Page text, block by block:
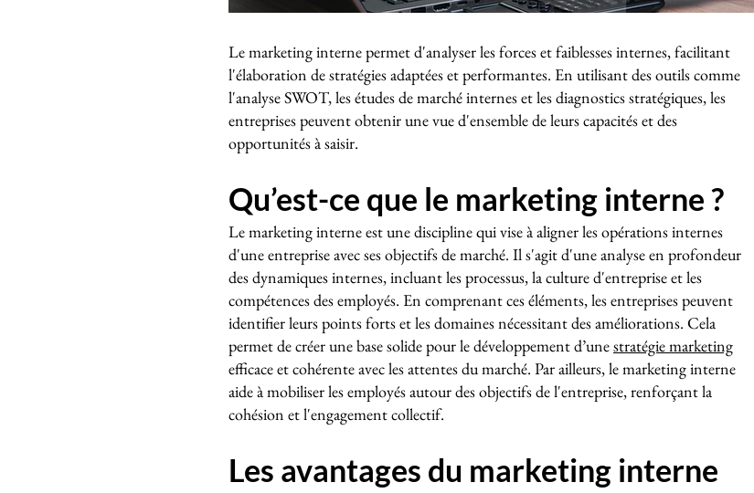
Le marketing interne permet d'analyser les forces et faiblesses internes, facilitant
l'élaboration de stratégies adaptées et performantes. En utilisant des outils comme
l'analyse SWOT, les études de marché internes et les diagnostics stratégiques, les
entreprises peuvent obtenir une vue d'ensemble de leurs capacités et des
opportunités à saisir.
Qu’est-ce que le marketing interne ?
Le marketing interne est une discipline qui vise à aligner les opérations internes
d'une entreprise avec ses objectifs de marché. Il s'agit d'une analyse en profondeur
des dynamiques internes, incluant les processus, la culture d'entreprise et les
compétences des employés. En comprenant ces éléments, les entreprises peuvent
identifier leurs points forts et les domaines nécessitant des améliorations. Cela
permet de créer une base solide pour le développement d’unestratégie marketing
efficace et cohérente avec les attentes du marché. Par ailleurs, le marketing interne
aide à mobiliser les employés autour des objectifs de l'entreprise, renforçant la
cohésion et l'engagement collectif.
Les avantages du marketing interne